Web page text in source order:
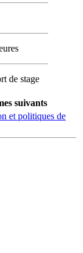
de stage
suivants
et politiques de